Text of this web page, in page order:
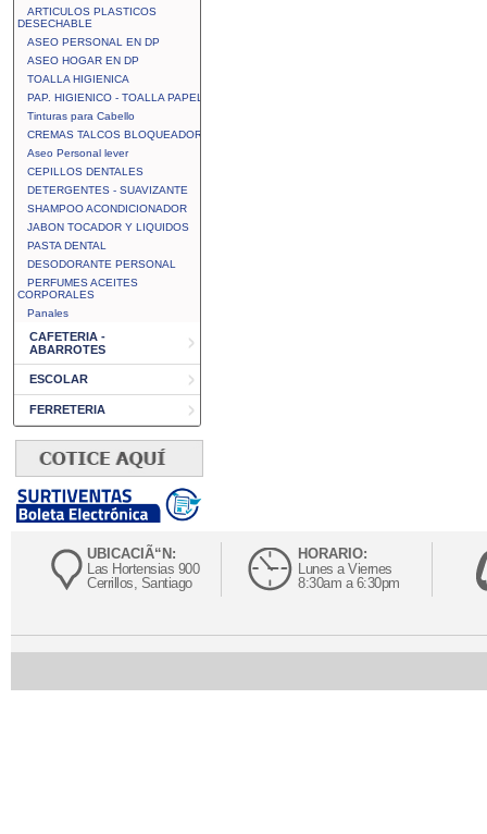
ARTICULOS PLASTICOS
DESECHABLE
ASEO PERSONAL EN DP
ASEO HOGAR EN DP
TOALLA HIGIENICA
PAP. HIGIENICO - TOALLA PAPEL
Tinturas para Cabello
CREMAS TALCOS BLOQUEADOR
Aseo Personal lever
CEPILLOS DENTALES
DETERGENTES - SUAVIZANTE
SHAMPOO ACONDICIONADOR
JABON TOCADOR Y LIQUIDOS
PASTA DENTAL
DESODORANTE PERSONAL
PERFUMES ACEITES
CORPORALES
Panales
CAFETERIA -
ABARROTES
ESCOLAR
FERRETERIA
UBICACIÃ“N:
Las Hortensias 900
Cerrillos, Santiago
HORARIO:
Lunes a Viernes
8:30am a 6:30pm